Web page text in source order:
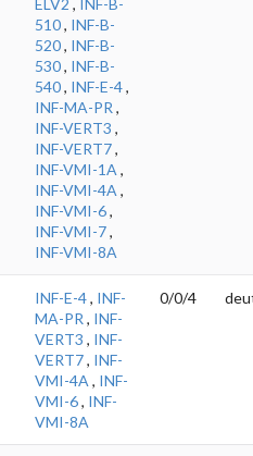
510, INF-B-
520, INF-B-
530, INF-B-
540, INF-E-4,
INF-MA-PR ,
INF-VERT3 ,
INF-VERT7,
INF-VMI-1A ,
INF-VMI-4A ,
INF-VMI-6,
INF-VMI-7,
INF-VMI-8A
INF-E-4, INF-
MA-PR , INF-
VERT3 , INF-
VERT7, INF-
VMI-4A , INF-
VMI-6, INF-
VMI-8A
0/0/4